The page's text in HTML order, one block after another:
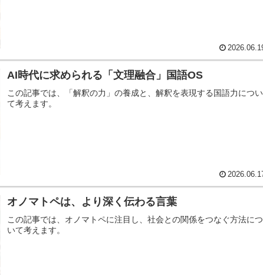
AI時代に求められる「文理融合」国語OS
この記事では、「解釈の力」の養成と、解釈を表現する国語力につい
て考えます。
オノマトペは、より深く伝わる言葉
この記事では、オノマトペに注目し、社会との関係をつなぐ方法につ
いて考えます。